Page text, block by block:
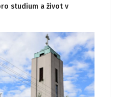
studium a život v